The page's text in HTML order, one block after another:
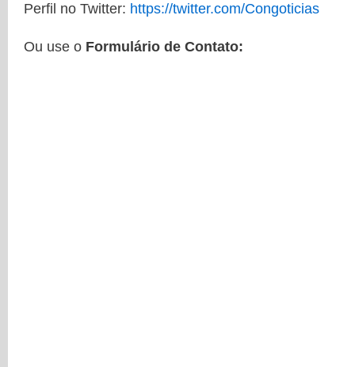
Perfil no Twitter: https://twitter.com/Congoticias
Ou use o Formulário de Contato: